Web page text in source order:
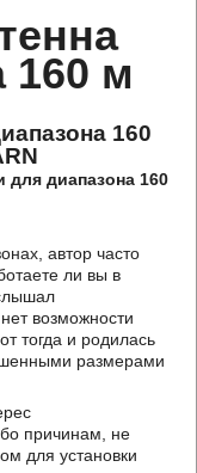
160 м
160
диапазона 160
автор часто
ли вы в
возможности
тогда и родилась
размерами
причинам, не
для установки